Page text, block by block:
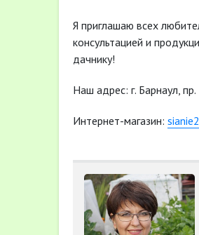
Я приглашаю всех
консультацией и
дачнику!
Наш адрес: г. Барнаул,
Интернет-магазин: